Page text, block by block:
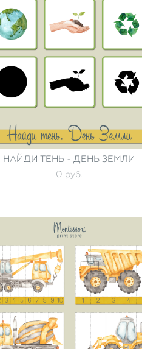
НАЙДИ ТЕНЬ - ДЕНЬ ЗЕМЛИ
0 pуб.